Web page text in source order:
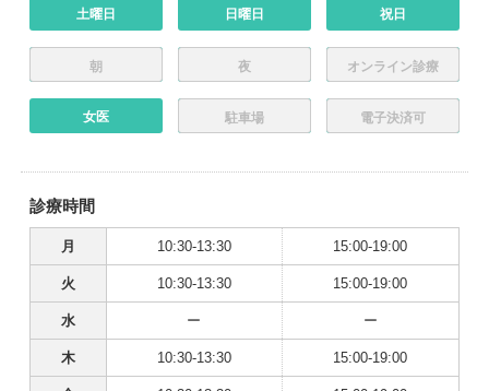
土曜日 日曜日 祝日
朝 夜 オンライン診療
女医 駐車場 電子決済可
診療時間
月 10:30-13:30 15:00-19:00
火 10:30-13:30 15:00-19:00
水 ー ー
木 10:30-13:30 15:00-19:00